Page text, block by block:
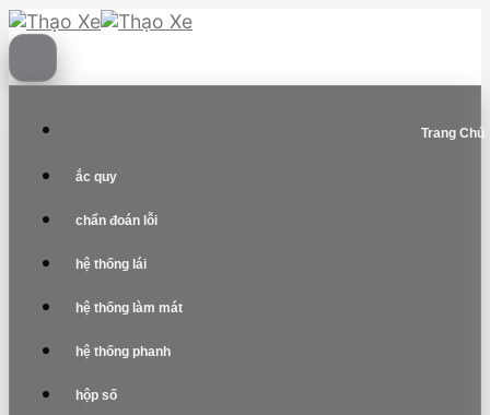
Skip
to
content
Trang Chủ
ắc quy
chẩn đoán lỗi
hệ thống lái
hệ thống làm mát
hệ thống phanh
hộp số